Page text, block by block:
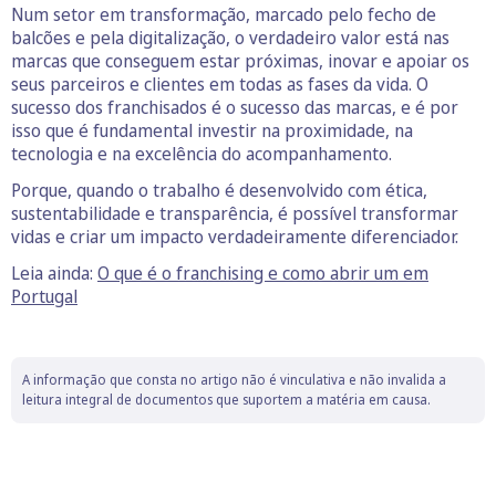
Num setor em transformação, marcado pelo fecho de
balcões e pela digitalização, o verdadeiro valor está nas
marcas que conseguem estar próximas, inovar e apoiar os
seus parceiros e clientes em todas as fases da vida. O
sucesso dos franchisados é o sucesso das marcas, e é por
isso que é fundamental investir na proximidade, na
tecnologia e na excelência do acompanhamento.
Porque, quando o trabalho é desenvolvido com ética,
sustentabilidade e transparência, é possível transformar
vidas e criar um impacto verdadeiramente diferenciador.
Leia ainda: O que é o franchising e como abrir um em
Portugal
A informação que consta no artigo não é vinculativa e não invalida a
leitura integral de documentos que suportem a matéria em causa.